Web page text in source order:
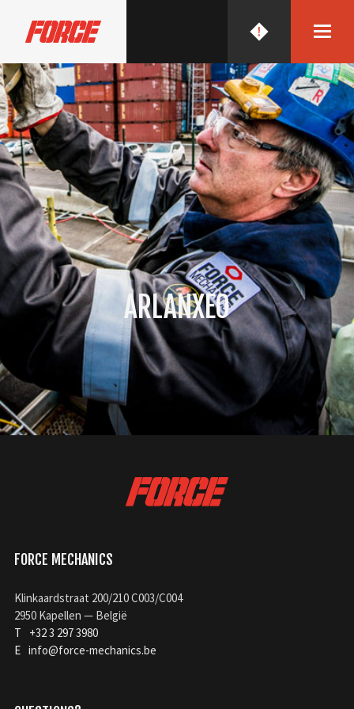
FORCE MECHANICS
ARLANXEO
FORCE MECHANICS
Klinkaardstraat 200/210 C003/C004
2950 Kapellen — België
T
+32 3 297 3980
E info@force-mechanics.be